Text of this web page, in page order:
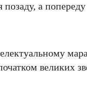
а
великих